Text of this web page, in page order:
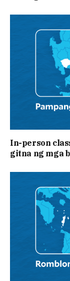
In-person
gitna ng mga